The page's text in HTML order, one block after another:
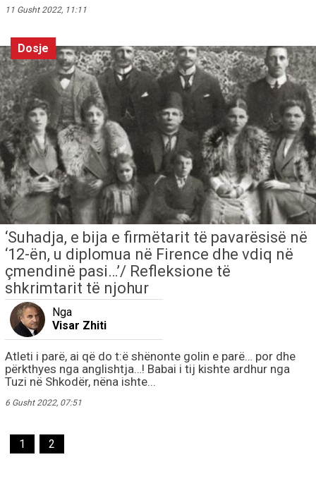
11 Gusht 2022, 11:11
Dosje
‘Suhadja, e bija e firmëtarit të pavarësisë në
‘12-ën, u diplomua në Firence dhe vdiq në
çmendinë pasi…’/ Refleksione të
shkrimtarit të njohur
Nga
Visar Zhiti
Atleti i parë, ai që do t:ë shënonte golin e parë… por dhe
përkthyes nga anglishtja…! Babai i tij kishte ardhur nga
Tuzi në Shkodër, nëna ishte...
6 Gusht 2022, 07:51
1 2